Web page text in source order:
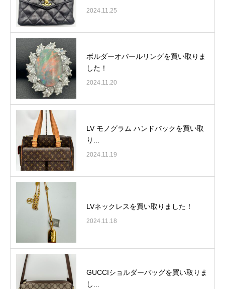
2024.11.25
ボルダーオパールリングを買い取りま
した！
2024.11.20
LV モノグラム ハンドバックを買い取
り...
2024.11.19
LVネックレスを買い取りました！
2024.11.18
GUCCIショルダーバッグを買い取りま
し...